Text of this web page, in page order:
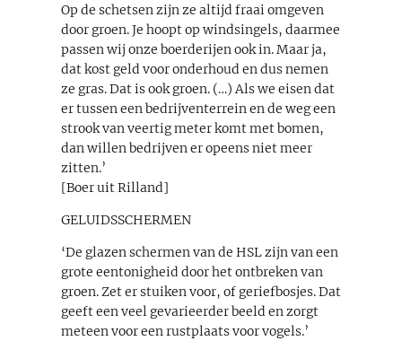
Op de schetsen zijn ze altijd fraai omgeven
door groen. Je hoopt op windsingels, daarmee
passen wij onze boerderijen ook in. Maar ja,
dat kost geld voor onderhoud en dus nemen
ze gras. Dat is ook groen. (…) Als we eisen dat
er tussen een bedrijventerrein en de weg een
strook van veertig meter komt met bomen,
dan willen bedrijven er opeens niet meer
zitten.’
[Boer uit Rilland]
GELUIDSSCHERMEN
‘De glazen schermen van de HSL zijn van een
grote eentonigheid door het ontbreken van
groen. Zet er stuiken voor, of geriefbosjes. Dat
geeft een veel gevarieerder beeld en zorgt
meteen voor een rustplaats voor vogels.’